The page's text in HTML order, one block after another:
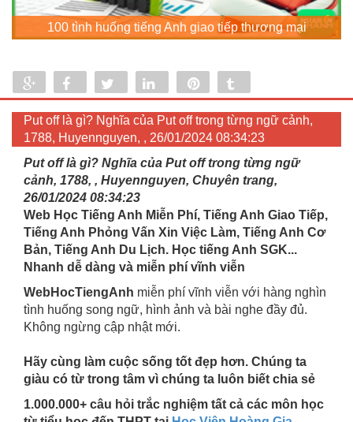
100 tình huống tiếng Anh giao tiếp thương mại
Share Share Tweet Share
Put off là gì? Nghĩa của Put off trong từng ngữ cảnh,
1788, Huyennguyen, , 26/01/2024 08:34:23
Put off là gì? Nghĩa của Put off trong từng ngữ
cảnh, 1788, , Huyennguyen, Chuyên trang,
26/01/2024 08:34:23
Web Học Tiếng Anh Miễn Phí, Tiếng Anh Giao Tiếp,
Tiếng Anh Phỏng Vấn Xin Việc Làm, Tiếng Anh Cơ
Bản, Tiếng Anh Du Lịch. Học tiếng Anh SGK...
Nhanh dễ dàng và miễn phí vĩnh viễn
WebHocTiengAnh miễn phí vĩnh viễn với hàng nghìn
tình huống song ngữ, hình ảnh và bài nghe đầy đủ.
Không ngừng cập nhật mới.
Hãy cùng làm cuộc sống tốt đẹp hơn. Chúng ta
giàu có từ trong tâm vì chúng ta luôn biết chia sẻ
1.000.000+ câu hỏi trắc nghiệm tất cả các môn học